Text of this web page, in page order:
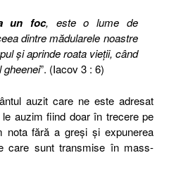
un foc, este o lume de
dintre mădularele noastre
şi aprinde roata vieţii, când
gheenei”. (Iacov 3 : 6)
auzit care ne este adresat
auzim fiind doar în trecere pe
nota fără a greși și expunerea
care sunt transmise în mass-